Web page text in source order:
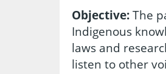
Objective:The
Indigenous
laws and
listen to other